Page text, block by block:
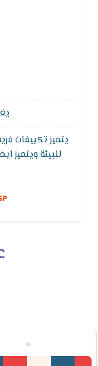
للبيئة ويتميز
استهلاك
لدرجة